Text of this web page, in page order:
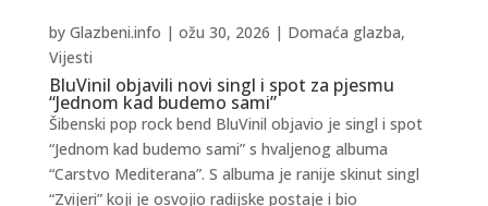
BluVinil objavili novi singl i spot za pjesmu
“Jednom kad budemo sami”
by Glazbeni.info | ožu 30, 2026 | Domaća glazba,
Vijesti
Šibenski pop rock bend BluVinil objavio je singl i spot
“Jednom kad budemo sami” s hvaljenog albuma
“Carstvo Mediterana”. S albuma je ranije skinut singl
“Zvijeri” koji je osvojio radijske postaje i bio